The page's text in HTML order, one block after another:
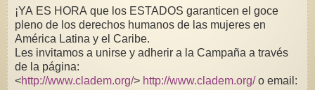
¡YA ES HORA que los ESTADOS garanticen el goce
pleno de los derechos humanos de las mujeres en
América Latina y el Caribe.
Les invitamos a unirse y adherir a la Campaña a través
de la página:
<http://www.cladem.org/> http://www.cladem.org/o email: